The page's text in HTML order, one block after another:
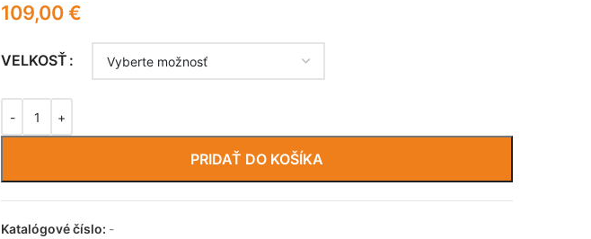
109,00€
VELKOSŤ
PRIDAŤ DO KOŠÍKA
Katalógové číslo: -